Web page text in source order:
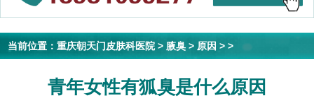
当前位置：重庆朝天门皮肤科医院> 腋臭 > 原因 > >
青年女性有狐臭是什么原因